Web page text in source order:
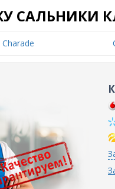
САЛЬНИКИ
Charade